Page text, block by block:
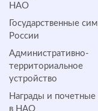
НАО
Государственные
России
Административно-
территориальное
устройство
Награды и почетные
в НАО